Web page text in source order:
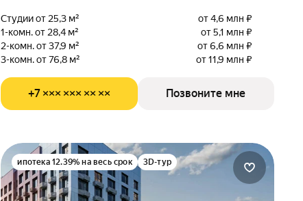
Студии от 25,3 м²
от 4,6 млн ₽
1-комн. от 28,4 м²
от 5,1 млн ₽
2-комн. от 37,9 м²
от 6,6 млн ₽
3-комн. от 76,8 м²
от 11,9 млн ₽
+7 ××× ××× ×× ×× Позвоните мне
ипотека 12.39% на весь срок 3D-тур